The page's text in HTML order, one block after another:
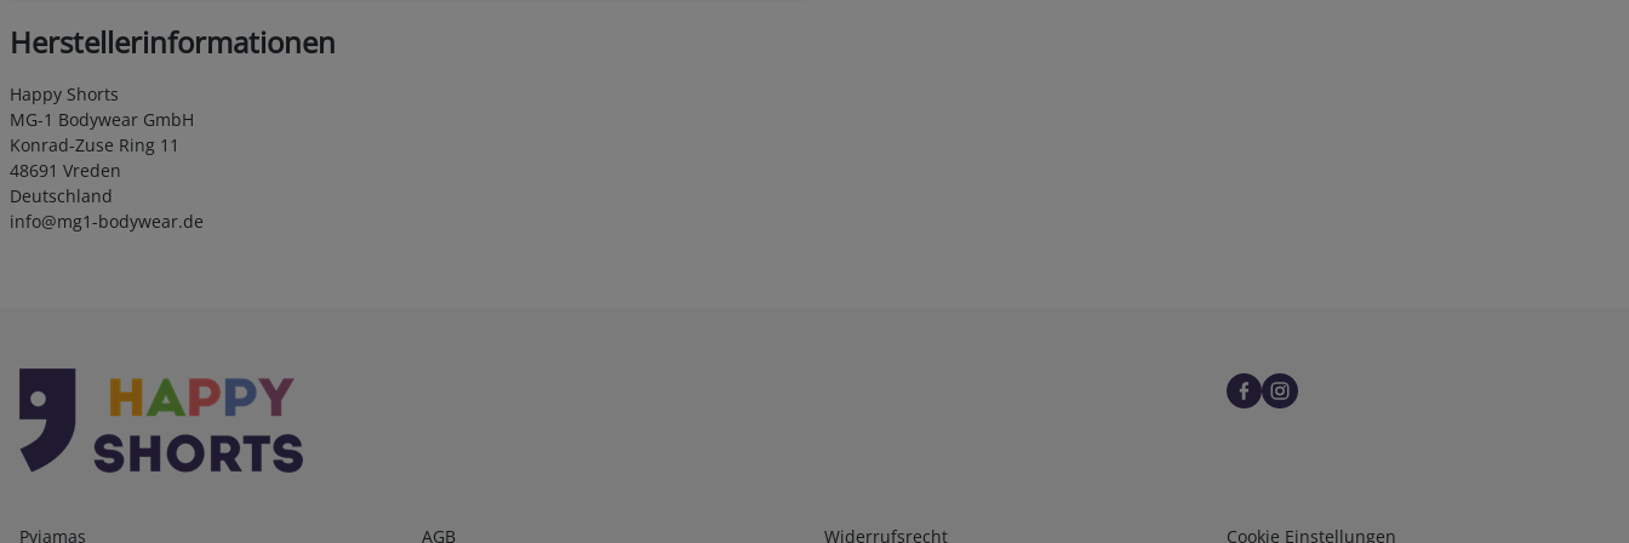
Herstellerinformationen
Happy Shorts
MG-1 Bodywear GmbH
Konrad-Zuse Ring 11
48691 Vreden
Deutschland
info@mg1-bodywear.de
Kategorien
Pyjamas Infos 1
AGB Infos 2
Widerrufsrecht Infos 3
Cookie Einstellungen